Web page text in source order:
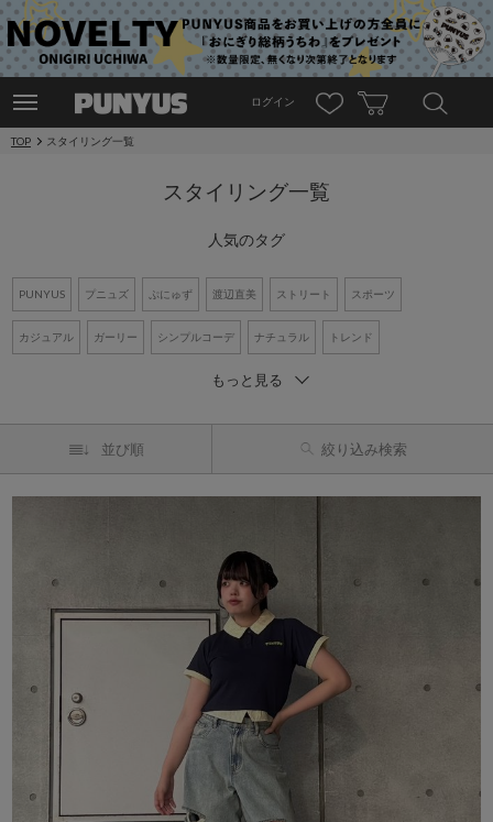
ログイン
TOP スタイリング一覧
スタイリング一覧
人気のタグ
PUNYUS プニュズ ぷにゅず 渡辺直美 ストリート スポーツ
カジュアル ガーリー シンプルコーデ ナチュラル トレンド
再入荷アイテム
ビッグシルエット Tシャツ デニム ワンピース シャツコーデ
もっと見る
並び順 絞り込み検索